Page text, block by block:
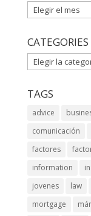
ARCHIVE
CATEGORIES
CATEGORIES
TAGS
advice
comunicación
factores
information
jovenes
law
mortgage